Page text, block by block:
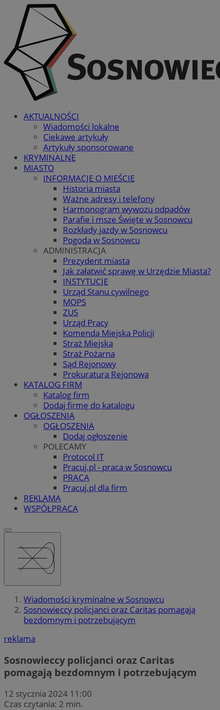
AKTUALNOŚCI
Wiadomości lokalne
Ciekawe artykuły
Artykuły sponsorowane
KRYMINALNE
MIASTO
INFORMACJE O MIEŚCIE
Historia miasta
Ważne adresy i telefony
Harmonogram wywozu odpadów
Parafie i msze Święte w Sosnowcu
Rozkłady jazdy w Sosnowcu
Pogoda w Sosnowcu
ADMINISTRACJA
Prezydent miasta
Jak załatwić sprawę w Urzędzie Miasta?
INSTYTUCJE
Urząd Stanu cywilnego
MOPS
ZUS
Urząd Pracy
Komenda Miejska Policji
Straż Miejska
Straż Pożarna
Sąd Rejonowy
Prokuratura Rejonowa
KATALOG FIRM
Katalog firm
Dodaj firmę do katalogu
OGŁOSZENIA
OGŁOSZENIA
Dodaj ogłoszenie
POLECAMY
Protocol IT
Pracuj.pl - praca w Sosnowcu
PRACA
Pracuj.pl dla firm
REKLAMA
WSPÓŁPRACA
Wiadomości kryminalne w Sosnowcu
Sosnowieccy policjanci oraz Caritas pomagają
bezdomnym i potrzebującym
reklama
Sosnowieccy policjanci oraz Caritas
pomagają bezdomnym i potrzebującym
12 stycznia 2024 11:00
Czas czytania: 2 min.